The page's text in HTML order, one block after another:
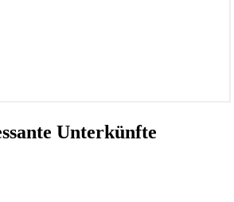
Unterkünfte